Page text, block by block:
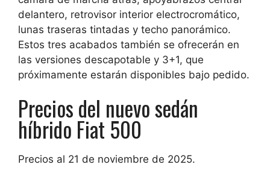
delantero, retrovisor interior electrocromático,
lunas traseras tintadas y techo panorámico.
Estos tres acabados también se ofrecerán en
las versiones descapotable y 3+1, que
próximamente estarán disponibles bajo pedido.
Precios del nuevo sedán
híbrido Fiat 500
Precios al 21 de noviembre de 2025.